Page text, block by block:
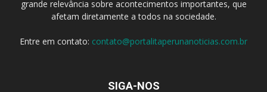
grande relevância sobre acontecimentos importantes, que
afetam diretamente a todos na sociedade.
Entre em contato: contato@portalitaperunanoticias.com.br
SIGA-NOS